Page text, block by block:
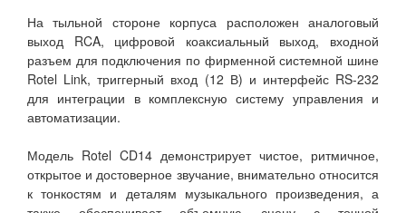
На тыльной стороне корпуса расположен аналоговый
выход RCA, цифровой коаксиальный выход, входной
разъем для подключения по фирменной системной шине
Rotel Link, триггерный вход (12 В) и интерфейс RS-232
для интеграции в комплексную систему управления и
автоматизации.
Модель Rotel CD14 демонстрирует чистое, ритмичное,
открытое и достоверное звучание, внимательно относится
к тонкостям и деталям музыкального произведения, а